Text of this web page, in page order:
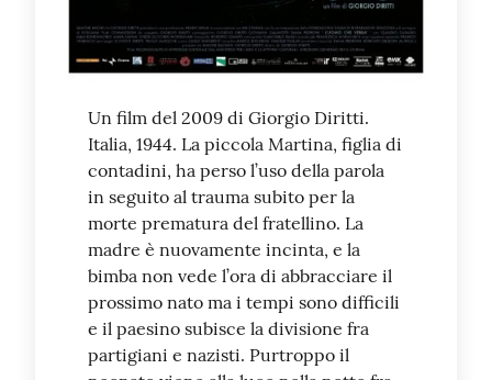
Un film del 2009 di Giorgio Diritti.
Italia, 1944. La piccola Martina, figlia di
contadini, ha perso l’uso della parola
in seguito al trauma subito per la
morte prematura del fratellino. La
madre è nuovamente incinta, e la
bimba non vede l’ora di abbracciare il
prossimo nato ma i tempi sono difficili
e il paesino subisce la divisione fra
partigiani e nazisti. Purtroppo il